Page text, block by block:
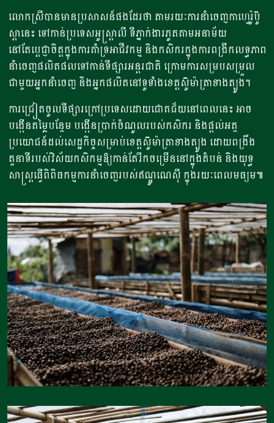
លោកស្រីបានមានប្រសាសន៍ផងដែរថា តាមរយៈការនាំចេញកាហ្វេរ៉ូប៊ូ
ស្តានេះ ទៅកាន់ប្រទេសអូស្ត្រាលី ទីភ្នាក់ងារភូតគាមអនាម័យ
នៅតែប្តេជ្ញាចិត្តក្នុងការគាំទ្រអាជីវកម្ម និងកសិករក្នុងការពង្រីកលទ្ធភាព
នាំចេញផលិតផលទៅកាន់ទីផ្សារអន្តរជាតិ ក្រោមការសម្របសម្រួល
ជាមួយអ្នកនាំចេញ និងអ្នកផលិតនៅទូទាំងខេត្តស៊ូម៉ាត្រាខាងត្បូង។
ការជ្រៀតចូលទីផ្សារក្រៅប្រទេសដោយជោគជ័យនៅពេលនេះ អាច
បង្កើនតម្លៃបន្ថែម បង្កើនប្រាក់ចំណូលរបស់កសិករ និងផ្តល់អត្ថ
ប្រយោជន៍ដល់សេដ្ឋកិច្ចសម្រាប់ខេត្តស៊ូម៉ាត្រាខាងត្បូង ដោយពង្រឹង
តួនាទីរបស់វិស័យកសិកម្មឱ្យកាន់តែរីកចម្រើននៅក្នុងតំបន់ និងយុទ្ធ
សាស្ត្រធ្វើពិពិធកម្មការនាំចេញរបស់ឥណ្ឌូណេស៊ី ក្នុងរយៈពេលមធ្យម៕